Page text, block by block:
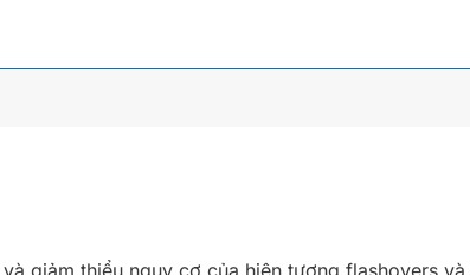
giảm thiểu nguy cơ của hiện tượng flashovers